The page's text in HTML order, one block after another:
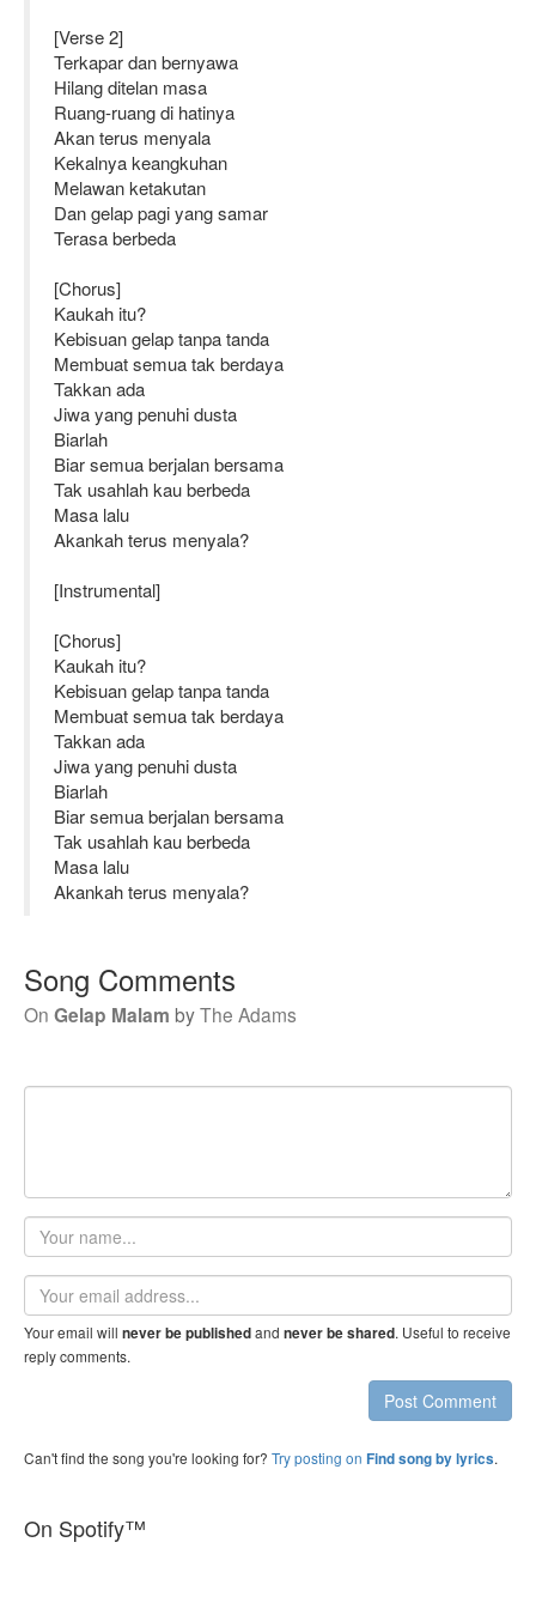
[Verse 2]
Terkapar dan bernyawa
Hilang ditelan masa
Ruang-ruang di hatinya
Akan terus menyala
Kekalnya keangkuhan
Melawan ketakutan
Dan gelap pagi yang samar
Terasa berbeda
[Chorus]
Kaukah itu?
Kebisuan gelap tanpa tanda
Membuat semua tak berdaya
Takkan ada
Jiwa yang penuhi dusta
Biarlah
Biar semua berjalan bersama
Tak usahlah kau berbeda
Masa lalu
Akankah terus menyala?
[Instrumental]
[Chorus]
Kaukah itu?
Kebisuan gelap tanpa tanda
Membuat semua tak berdaya
Takkan ada
Jiwa yang penuhi dusta
Biarlah
Biar semua berjalan bersama
Tak usahlah kau berbeda
Masa lalu
Akankah terus menyala?
Song Comments
On Gelap Malam byThe Adams
Your
name
Email
address
Your email will never be publishedand never be shared. Useful to receive
reply comments.
Post Comment
Can't find the song you're looking for? Try posting on Find song by lyrics.
On Spotify™